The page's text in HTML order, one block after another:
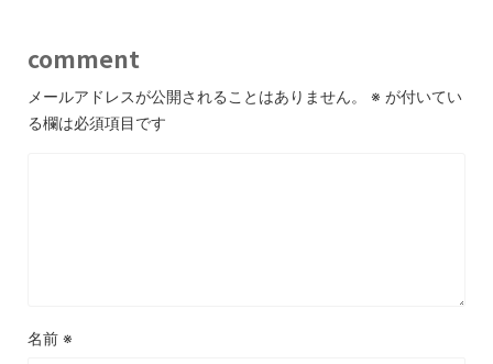
comment
メールアドレスが公開されることはありません。 ※ が付いてい
る欄は必須項目です
名前 ※